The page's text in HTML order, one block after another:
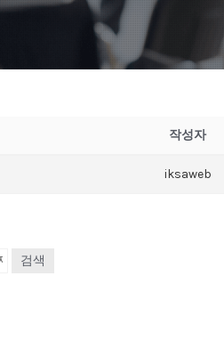
작성자
iksaweb
검색